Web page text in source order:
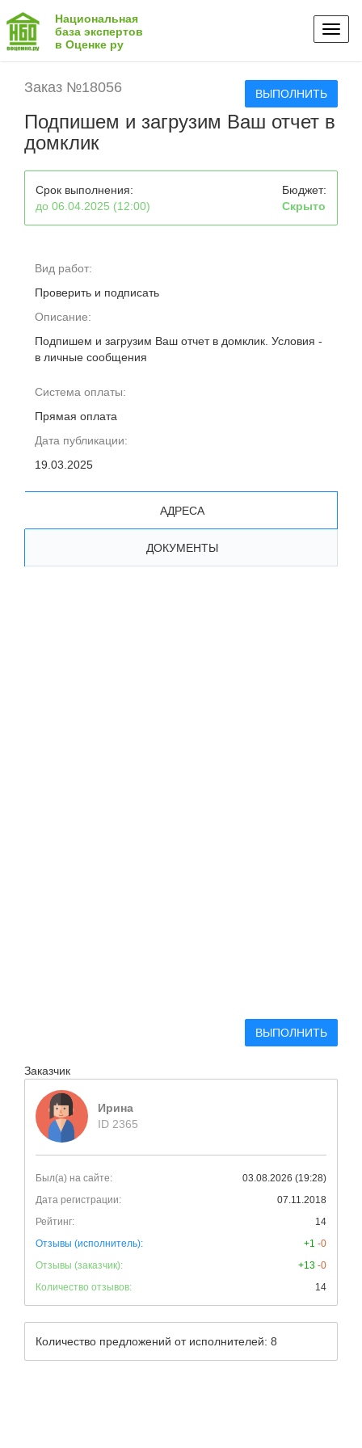
Национальная
база экспертов
в Оценке ру
Заказ №18056 ВЫПОЛНИТЬ
Подпишем и загрузим Ваш отчет в
домклик
Срок выполнения:
до 06.04.2025 (12:00)
Бюджет:
Скрыто
Вид работ:
Проверить и подписать
Описание:
Подпишем и загрузим Ваш отчет в домклик. Условия -
в личные сообщения
Система оплаты:
Прямая оплата
Дата публикации:
19.03.2025
АДРЕСА
ДОКУМЕНТЫ
ВЫПОЛНИТЬ
Заказчик
Ирина
ID 2365
Был(а) на сайте:
03.08.2026 (19:28)
Дата регистрации:
07.11.2018
Рейтинг:
14
Отзывы (исполнитель):
+1 -0
Отзывы (заказчик):
+13 -0
Количество отзывов:
14
Количество предложений от исполнителей: 8